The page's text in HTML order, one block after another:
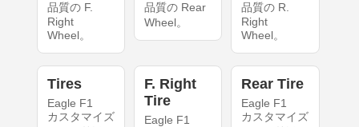
品質の F.
Right
Wheel。
品質の Rear
Wheel。
品質の R.
Right
Wheel。
Tires
Eagle F1
カスタマイズ
F. Right
Tire
Eagle F1
Rear Tire
Eagle F1
カスタマイズ